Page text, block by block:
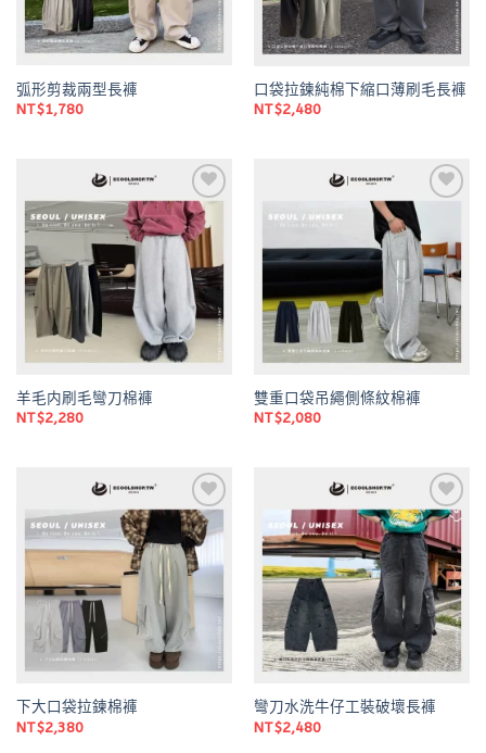
弧形剪裁兩型長褲
NT$1,780
口袋拉鍊純棉下縮口薄刷毛長褲
NT$2,480
Add to
wishlist
羊毛内刷毛彎刀棉褲
NT$2,280
wishlist
雙重口袋吊繩側條紋棉褲
NT$2,080
Add to
wishlist
下大口袋拉鍊棉褲
NT$2,380
Add to
wishlist
彎刀水洗牛仔工裝破壞長褲
NT$2,480